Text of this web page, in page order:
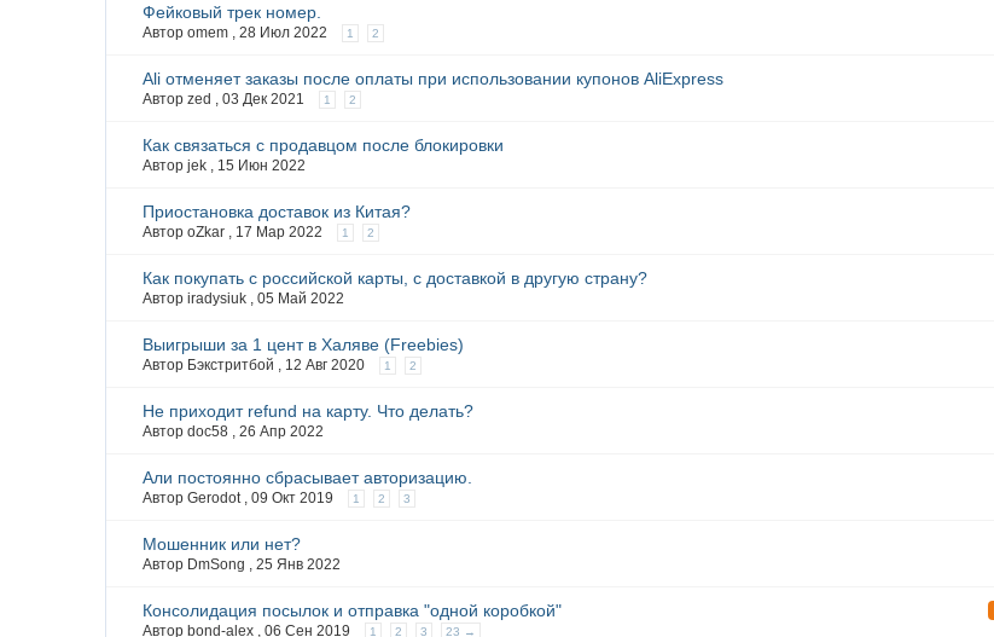
Фейковый трек номер.
Автор omem ,28 Июл 2022 1 2
Ali отменяет заказы после оплаты при использовании купонов AliExpress
Автор zed ,03 Дек 2021 1 2
Как связаться с продавцом после блокировки
Автор jek , 15 Июн 2022
Приостановка доставок из Китая?
Автор oZkar , 17 Мар 2022 1 2
Как покупать с российской карты, с доставкой в другую страну?
Автор iradysiuk ,05 Май 2022
Выигрыши за 1 цент в Халяве (Freebies)
Автор Бэкстритбой , 12 Авг 2020 1 2
Не приходит refund на карту. Что делать?
Автор doc58 ,26 Апр 2022
Али постоянно сбрасывает авторизацию.
Автор Gerodot ,09 Окт 2019 1 2 3
Мошенник или нет?
Автор DmSong ,25 Янв 2022
Консолидация посылок и отправка "одной коробкой"
Автор bond-alex ,06 Сен 2019 1 2 3 23 →